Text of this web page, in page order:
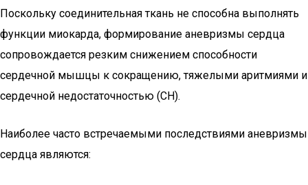
Поскольку соединительная ткань не способна выполнять
функции миокарда, формирование аневризмы сердца
сопровождается резким снижением способности
сердечной мышцы к сокращению, тяжелыми аритмиями и
сердечной недостаточностью (СН).
Наиболее часто встречаемыми последствиями аневризмы
сердца являются: